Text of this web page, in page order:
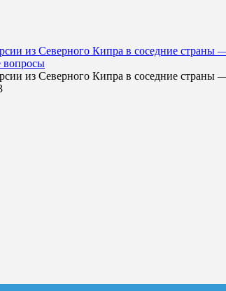
из Северного Кипра в соседние
из Северного Кипра в соседние